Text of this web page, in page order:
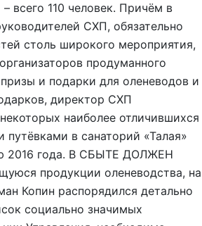
всего 110 человек. Причём в
СХП, обязательно
столь широкого мероприятия,
продуманного
и подарки для оленеводов и
директор СХП
наиболее отличившихся
в санаторий «Талая»
2016 года. В СБЫТЕ ДОЛЖЕН
продукции оленеводства, на
Копин распорядился детально
социально значимых